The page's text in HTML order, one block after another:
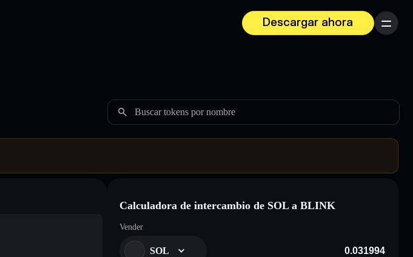
Descargar ahora
Menú
Buscar tokens por nombre
Calculadora de intercambio de SOL a BLINK
Vender
SOL